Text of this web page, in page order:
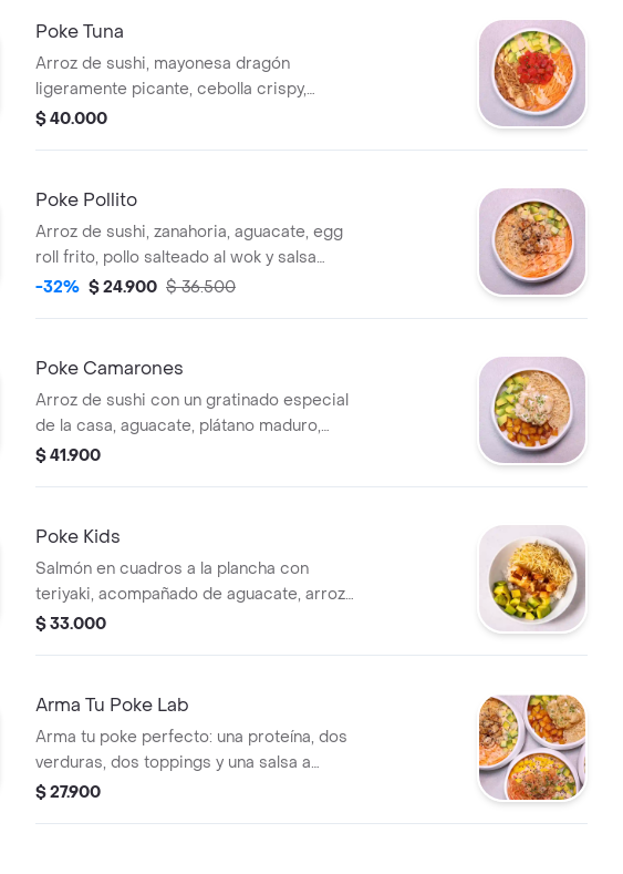
Poke Tuna
Arroz de sushi, mayonesa dragón
ligeramente picante, cebolla crispy,
aguacate, zanahoria y atún en nuestra
$ 40.000
Poke Pollito
Arroz de sushi, zanahoria, aguacate, egg
roll frito, pollo salteado al wok y salsa
flame y ajonjoli
-32% $ 24.900 $ 36.500
Poke Camarones
Arroz de sushi con un gratinado especial
de la casa, aguacate, plátano maduro,
hilos de egg roll, camarones tempura
$ 41.900
Poke Kids
Salmón en cuadros a la plancha con
teriyaki, acompañado de aguacate, arroz
de sushi, hilos de egg roll y masago arare.
$ 33.000
Arma Tu Poke Lab
Arma tu poke perfecto: una proteína, dos
verduras, dos toppings y una salsa a
elección.
$ 27.900